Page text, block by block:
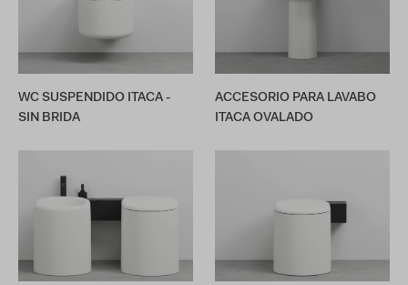
WC SUSPENDIDO ITACA -
SIN BRIDA
ACCESORIO PARA LAVABO
ITACA OVALADO